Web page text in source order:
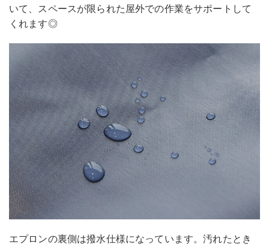
いて、スペースが限られた屋外での作業をサポートして
くれます◎
エプロンの裏側は撥水仕様になっています。汚れたとき